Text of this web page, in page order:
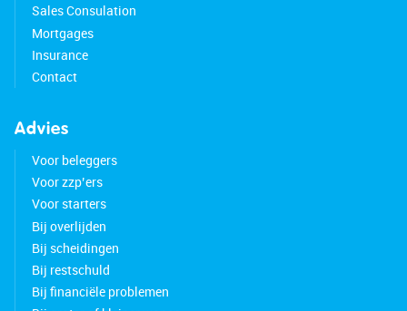
Sales Consulation
Mortgages
Insurance
Contact
Advies
Voor beleggers
Voor zzp’ers
Voor starters
Bij overlijden
Bij scheidingen
Bij restschuld
Bij financiële problemen